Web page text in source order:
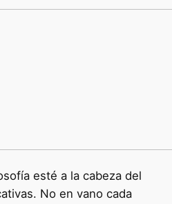
esté a la cabeza del
No en vano cada